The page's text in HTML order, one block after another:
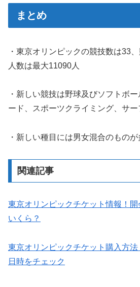
まとめ
・東京オリンピックの競技数は33
人数は最大11090人
・新しい競技は野球及びソフトボ
ード、スポーツクライミング、サー
・新しい種目には男女混合のもの
関連記事
東京オリンピックチケット情報！
いくら？
東京オリンピックチケット購入方
日時をチェック